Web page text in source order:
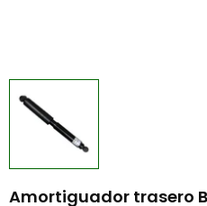
Amortiguador trasero